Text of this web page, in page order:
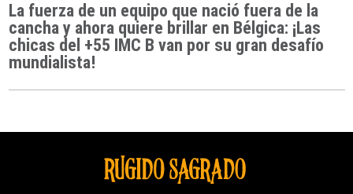
La fuerza de un equipo que nació fuera de la
cancha y ahora quiere brillar en Bélgica: ¡Las
chicas del +55 IMC B van por su gran desafío
mundialista!